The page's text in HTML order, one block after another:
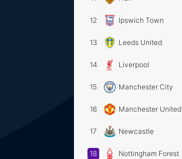
12 Ipswich Town
13 Leeds United
14 Liverpool
15 Manchester City
16 Manchester United
17 Newcastle
18 Nottingham Forest